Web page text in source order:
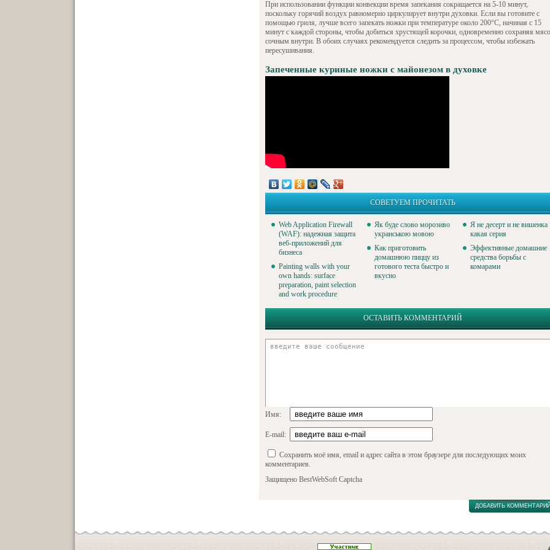
При использовании функции конвекции время запекания сокращается на 5-10 минут,
поскольку горячий воздух равномерно циркулирует внутри духовки. Если вы готовите с
помощью гриля, лучше всего запекать ножки при температуре около 200°C, начиная с 15
минут с каждой стороны, чтобы добиться хрустящей корочки, одновременно сохраняя мясо
сочным внутри. В обоих случаях рекомендуется следить за процессом, чтобы избежать
пересушивания.
Запеченные куриные ножки с майонезом в духовке
СОВЕТУЕМ ПРОЧИТАТЬ
Web Application Firewall
(WAF): надежная защита
веб-приложений для
бизнеса
Painting walls with your
own hands: surface
preparation, paint selection
and work procedure
Як буде слово морозиво
укранською мовою
Как приготовить
домашнюю пиццу из
готового теста быстро и
вкусно
Я не десерт и не вишенка
какая серия
Эффективные домашние
средства борьбы с
комарами
ОСТАВИТЬ КОММЕНТАРИЙ
Имя:
E-mail:
Сохранить моё имя, email и адрес сайта в этом браузере для последующих моих
комментариев.
Защищено BestWebSoft Captcha